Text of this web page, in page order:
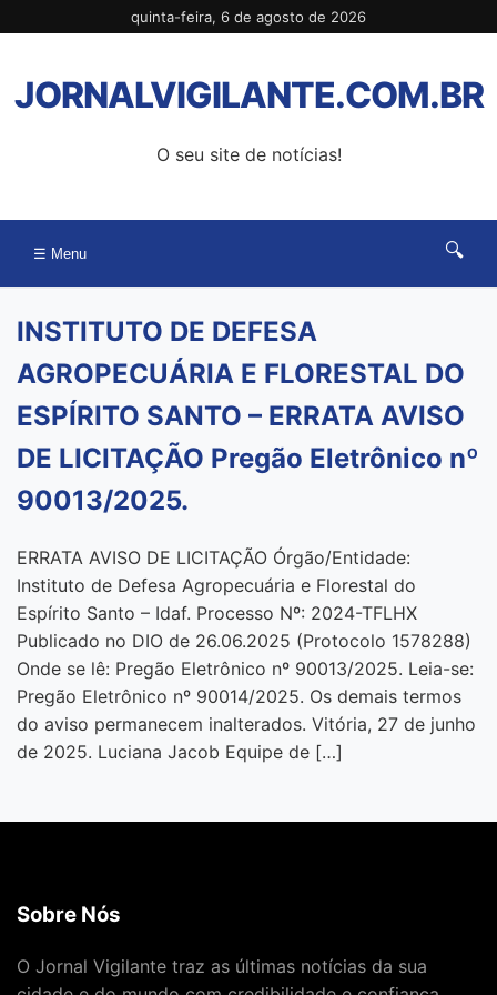
para
conteúdo
quinta-feira, 6 de agosto de 2026
JORNALVIGILANTE.COM.BR
O seu site de notícias!
☰ Menu 🔍
INSTITUTO DE DEFESA
AGROPECUÁRIA E FLORESTAL DO
ESPÍRITO SANTO – ERRATA AVISO
DE LICITAÇÃO Pregão Eletrônico nº
90013/2025.
ERRATA AVISO DE LICITAÇÃO Órgão/Entidade:
Instituto de Defesa Agropecuária e Florestal do
Espírito Santo – Idaf. Processo Nº: 2024-TFLHX
Publicado no DIO de 26.06.2025 (Protocolo 1578288)
Onde se lê: Pregão Eletrônico nº 90013/2025. Leia-se:
Pregão Eletrônico nº 90014/2025. Os demais termos
do aviso permanecem inalterados. Vitória, 27 de junho
de 2025. Luciana Jacob Equipe de […]
Sobre Nós
O Jornal Vigilante traz as últimas notícias da sua